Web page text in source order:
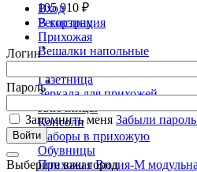
105 910 ₽
В корзину
Прихожая
Вешалки напольные
Вешалки настенные
Газетница
Зеркала для прихожей
Ключницы
Консоли
Наборы в прихожую
Обувницы
Прихожая Вилия-М
Вход
Регистрация
Логин*
Пароль*
Запомнить меня Забыли
Выберите ваш город